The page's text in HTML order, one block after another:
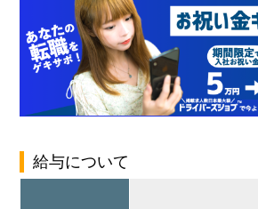
給与について